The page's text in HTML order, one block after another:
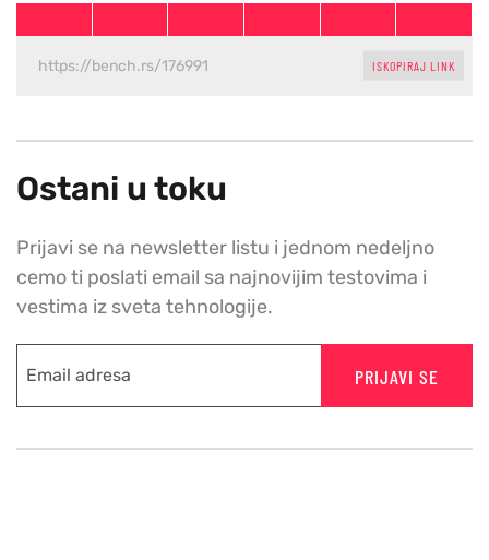
ISKOPIRAJ LINK
Ostani u toku
Prijavi se na newsletter listu i jednom nedeljno
cemo ti poslati email sa najnovijim testovima i
vestima iz sveta tehnologije.
PRIJAVI SE